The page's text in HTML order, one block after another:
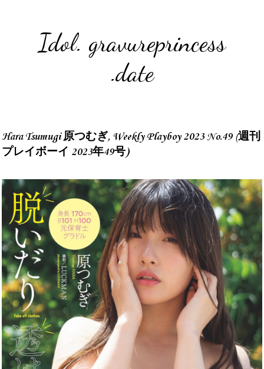
Idol. gravureprincess
.date
Hara Tsumugi 原つむぎ, Weekly Playboy 2023 No.49 (週刊
プレイボーイ 2023年49号)